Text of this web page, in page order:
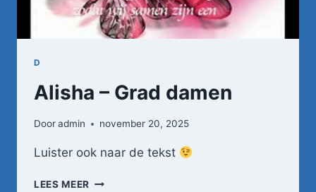
D
Alisha – Grad damen
Dooradmin november 20, 2025
Luister ook naar de tekst
LEES MEER ALISHA